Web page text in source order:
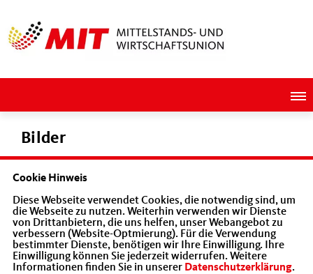
Bilder
IMPRESSUM DATENSCHUTZ KONTAKT
Cookie Hinweis
Diese Webseite verwendet Cookies, die notwendig sind, um
die Webseite zu nutzen. Weiterhin verwenden wir Dienste
von Drittanbietern, die uns helfen, unser Webangebot zu
verbessern (Website-Optmierung). Für die Verwendung
bestimmter Dienste, benötigen wir Ihre Einwilligung. Ihre
Einwilligung können Sie jederzeit widerrufen. Weitere
Informationen finden Sie in unserer Datenschutzerklärung.